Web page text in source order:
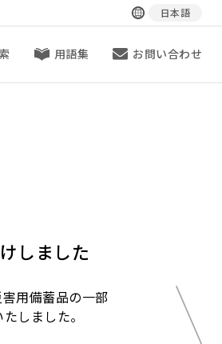
日本語
用語集 お問い合わせ
しました
用備蓄品の一部
しました。